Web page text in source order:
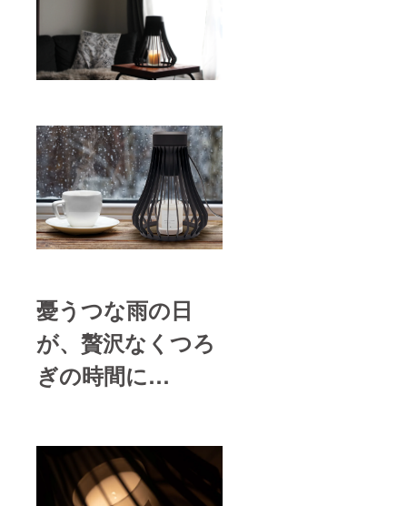
憂うつな雨の日
が、贅沢なくつろ
ぎの時間に…